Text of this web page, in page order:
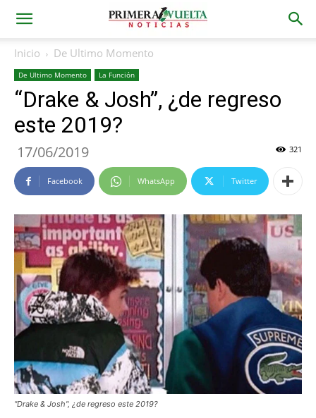
Inicio De Ultimo Momento
De Ultimo Momento La Función
“Drake & Josh”, ¿de regreso
este 2019?
17/06/2019 321
Facebook WhatsApp Twitter
"Drake & Josh", ¿de regreso este 2019?